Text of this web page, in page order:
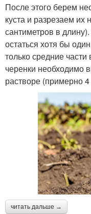
После этого берем
куста и разрезаем
сантиметров в
остаться хотя бы
только средние
черенки необходимо
растворе (примерно 4
читать дальше →